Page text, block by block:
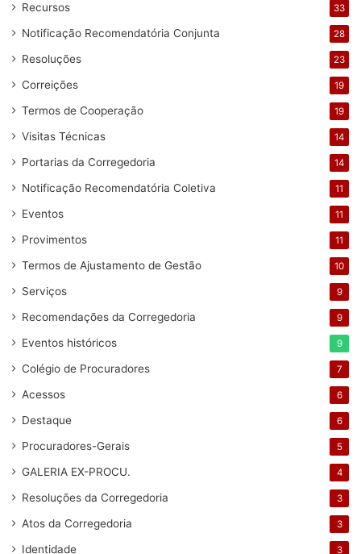
Recursos 33
Notificação Recomendatória Conjunta 28
Resoluções 23
Correições 19
Termos de Cooperação 19
Visitas Técnicas 14
Portarias da Corregedoria 14
Notificação Recomendatória Coletiva 11
Eventos 11
Provimentos 11
Termos de Ajustamento de Gestão 10
Serviços 9
Recomendações da Corregedoria 9
Eventos históricos 9
Colégio de Procuradores 7
Acessos 6
Destaque 6
Procuradores-Gerais 5
GALERIA EX-PROCU. 4
Resoluções da Corregedoria 3
Atos da Corregedoria 3
Identidade 3